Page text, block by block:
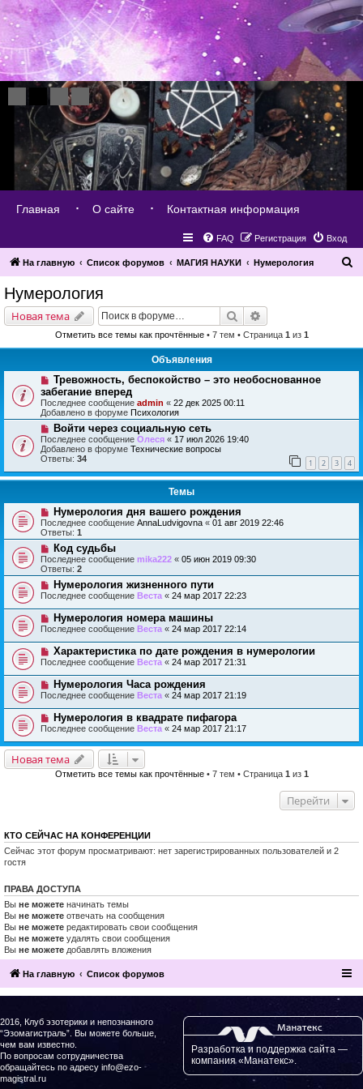
Главная О сайте Контактная информация
Вход
Регистрация
FAQ
На главную Список форумов МАГИЯ НАУКИ Нумерология
Нумерология
Новая тема Поиск
Отметить все темы как прочтённые• 7 тем • Страница 1 из 1
Объявления
Тревожность, беспокойство – это необоснованное
забегание вперед
Последнее сообщение admin « 22 дек 2025 00:11
Добавлено в форуме Психология
Войти через социальную сеть
Последнее сообщение Олеся « 17 июл 2026 19:40
Добавлено в форуме Технические вопросы
Ответы: 34 1 2 3 4
Темы
Нумерология дня вашего рождения
Последнее сообщение AnnaLudvigovna « 01 авг 2019 22:46
Ответы: 1
Код судьбы
Последнее сообщение mika222 « 05 июн 2019 09:30
Ответы: 2
Нумерология жизненного пути
Последнее сообщение Веста « 24 мар 2017 22:23
Нумерология номера машины
Последнее сообщение Веста « 24 мар 2017 22:14
Характеристика по дате рождения в нумерологии
Последнее сообщение Веста « 24 мар 2017 21:31
Нумерология Часа рождения
Последнее сообщение Веста « 24 мар 2017 21:19
Нумерология в квадрате пифагора
Последнее сообщение Веста « 24 мар 2017 21:17
Новая тема
Отметить все темы как прочтённые• 7 тем • Страница 1 из 1
Перейти
КТО СЕЙЧАС НА КОНФЕРЕНЦИИ
Сейчас этот форум просматривают: нет зарегистрированных пользователей и 2
гостя
ПРАВА ДОСТУПА
Вы не можете начинать темы
Вы не можете отвечать на сообщения
Вы не можете редактировать свои сообщения
Вы не можете удалять свои сообщения
Вы не можете добавлять вложения
На главную Список форумов
Разработка и поддержка сайта —
компания «Манатекс».
2016, Клуб эзотерики и непознанного
“Эзомагистраль”. Вы можете больше,
чем вам известно.
По вопросам сотрудничества
обращайтесь по адресу info@ezo-
magistral.ru